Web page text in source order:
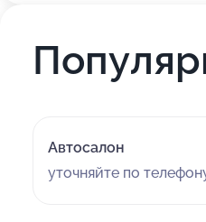
Автосалон
уточняйте по